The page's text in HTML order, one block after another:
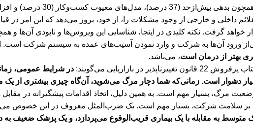
(30 درصد) و افزایش رقابت (22 درصد) بوده‌اند.
داخلی و خارجی از وجود مشکلات را، از خود، بروز می‌دهد که این امر در
گرفت. نکته کلیدی در اینجا، شناسایی این ویروس‌ها و نابودی آن‌ها و
ورود آن‌ها به شرکت و وارد نمودن آسیب‌های عمده به سیستم شرکت
بهتر از درمان است، می‌باشد.
در بازاریابی می‌گویند:
در شرایط عمومی،
دشوار است. زمانی‌که شما دچار مرگ می‌شوید، آن‌گاه چیزی بیشتری از یک
مرگ، بسیار مهم است. به همین دلیل، اتخاذ اقدامات پیشگیرانه در
بر سلامت شرکت، بسیار مهم است. یک ضرب‌المثل معروف در این خصوص
به مقابله با یک بیماری قریب‌الوقوع می‌پردازد، و یک پزشک ضعیف به